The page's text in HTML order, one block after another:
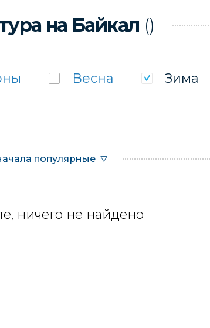
на Байкал ()
Весна Зима
популярные
ничего не найдено